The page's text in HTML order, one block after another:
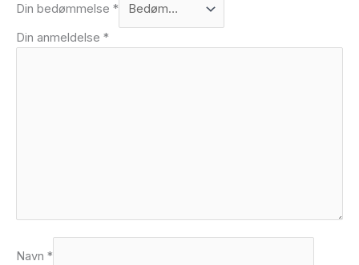
Din bedømmelse *
Din anmeldelse *
Navn *